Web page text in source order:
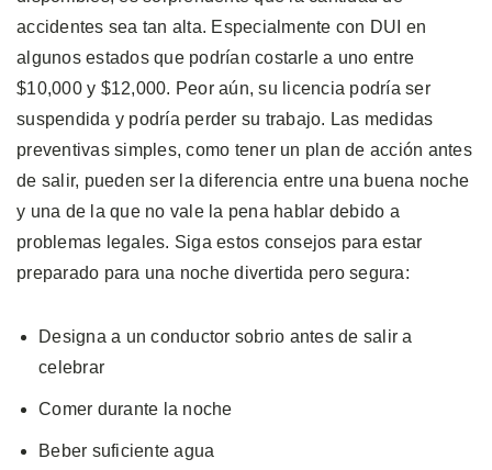
accidentes sea tan alta. Especialmente con DUI en
algunos estados que podrían costarle a uno entre
$10,000 y $12,000. Peor aún, su licencia podría ser
suspendida y podría perder su trabajo. Las medidas
preventivas simples, como tener un plan de acción antes
de salir, pueden ser la diferencia entre una buena noche
y una de la que no vale la pena hablar debido a
problemas legales. Siga estos consejos para estar
preparado para una noche divertida pero segura:
Designa a un conductor sobrio antes de salir a
celebrar
Comer durante la noche
Beber suficiente agua